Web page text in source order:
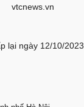
lại ngày 12/10/2023.